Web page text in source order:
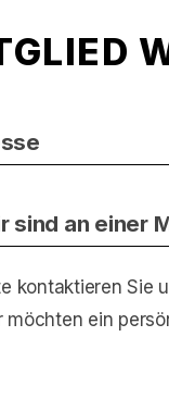
sind an einer
kontaktieren Sie
möchten ein